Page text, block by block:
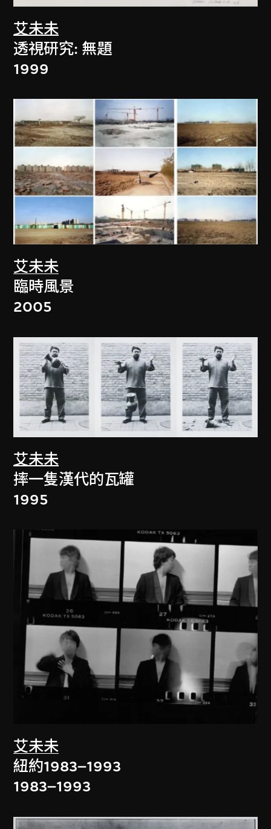
艾未未
透視研究: 無題
1999
艾未未
臨時風景
2005
艾未未
摔一隻漢代的瓦罐
1995
艾未未
紐約1983–1993
1983–1993